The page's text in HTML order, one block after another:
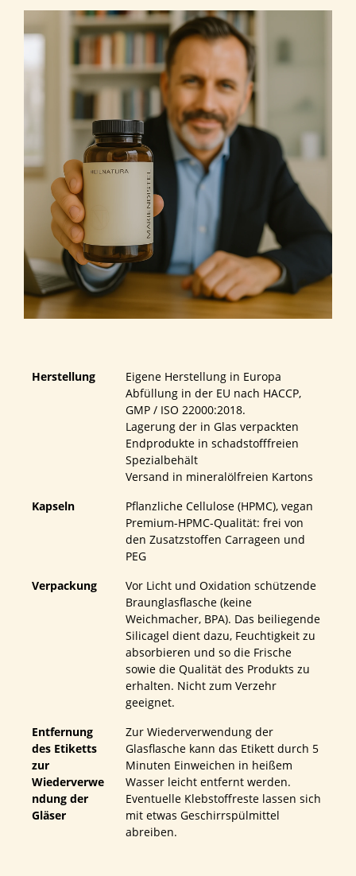
Herstellung
Eigene Herstellung in Europa
Abfüllung in der EU nach HACCP,
GMP / ISO 22000:2018.
Lagerung der in Glas verpackten
Endprodukte in schadstofffreien
Spezialbehält
Versand in mineralölfreien Kartons
Kapseln
Pflanzliche Cellulose (HPMC), vegan
Premium-HPMC-Qualität: frei von
den Zusatzstoffen Carrageen und
PEG
Verpackung
Vor Licht und Oxidation schützende
Braunglasflasche (keine
Weichmacher, BPA). Das beiliegende
Silicagel dient dazu, Feuchtigkeit zu
absorbieren und so die Frische
sowie die Qualität des Produkts zu
erhalten. Nicht zum Verzehr
geeignet.
Entfernung
des Etiketts
zur
Wiederverwe
ndung der
Gläser
Zur Wiederverwendung der
Glasflasche kann das Etikett durch 5
Minuten Einweichen in heißem
Wasser leicht entfernt werden.
Eventuelle Klebstoffreste lassen sich
mit etwas Geschirrspülmittel
abreiben.